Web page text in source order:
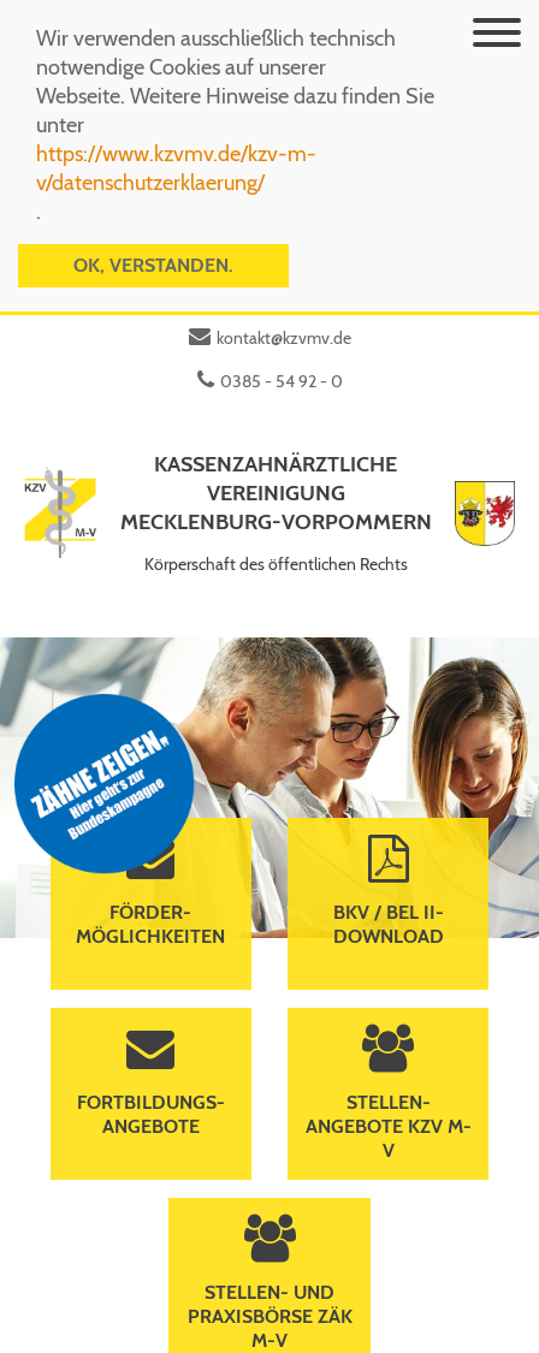
Wir verwenden ausschließlich technisch
notwendige Cookies auf unserer
Webseite. Weitere Hinweise dazu finden Sie
unter
https://www.kzvmv.de/kzv-m-
v/datenschutzerklaerung/
.
OK, VERSTANDEN.
kontakt@kzvmv.de
0385 - 54 92 - 0
KASSENZAHNÄRZTLICHE
VEREINIGUNG
MECKLENBURG-VORPOMMERN
Körperschaft des öffentlichen Rechts
Menü
envelope
FÖRDER­
MÖGLICHKEITEN
file-pdf-o
BKV / BEL II-
DOWNLOAD
envelope
FORTBILDUNGS­
ANGEBOTE
users
STELLEN­
ANGEBOTE KZV M-
V
users
STELLEN- UND
PRAXISBÖRSE ZÄK
M-V